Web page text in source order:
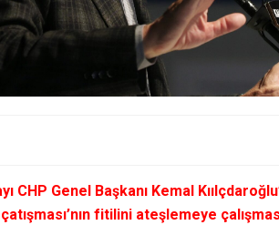
CHP Genel Başkanı Kemal
fitilini ateşlemeye